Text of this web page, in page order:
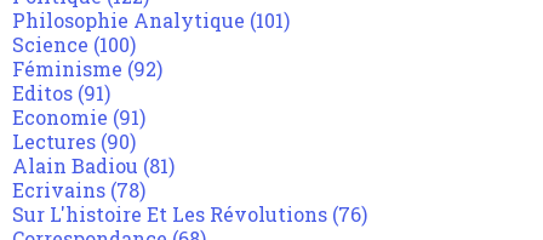
Philosophie Analytique (101)
Science (100)
Féminisme (92)
Editos (91)
Economie (91)
Lectures (90)
Alain Badiou (81)
Ecrivains (78)
Sur L'histoire Et Les Révolutions (76)